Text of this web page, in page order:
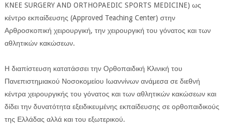
ΕΦΗΜΕΡΙΔΑ Η ΠΑΡΓΑ
ΠΛΗΡΟΦΟΡΙΕΣ
KNEE SURGERY AND ORTHOPAEDIC SPORTS MEDICINE) ως
κέντρο εκπαίδευσης (Approved Teaching Center) στην
Αρθροσκοπική χειρουργική, την χειρουργική του γόνατος και των
αθλητικών κακώσεων.
Η διαπίστευση κατατάσσει την Ορθοπαιδική Κλινική του
Πανεπιστημιακού Νοσοκομείου Ιωαννίνων ανάμεσα σε διεθνή
κέντρα χειρουργικής του γόνατος και των αθλητικών κακώσεων και
δίδει την δυνατότητα εξειδικευμένης εκπαίδευσης σε ορθοπαιδικούς
της Ελλάδας αλλά και του εξωτερικού.